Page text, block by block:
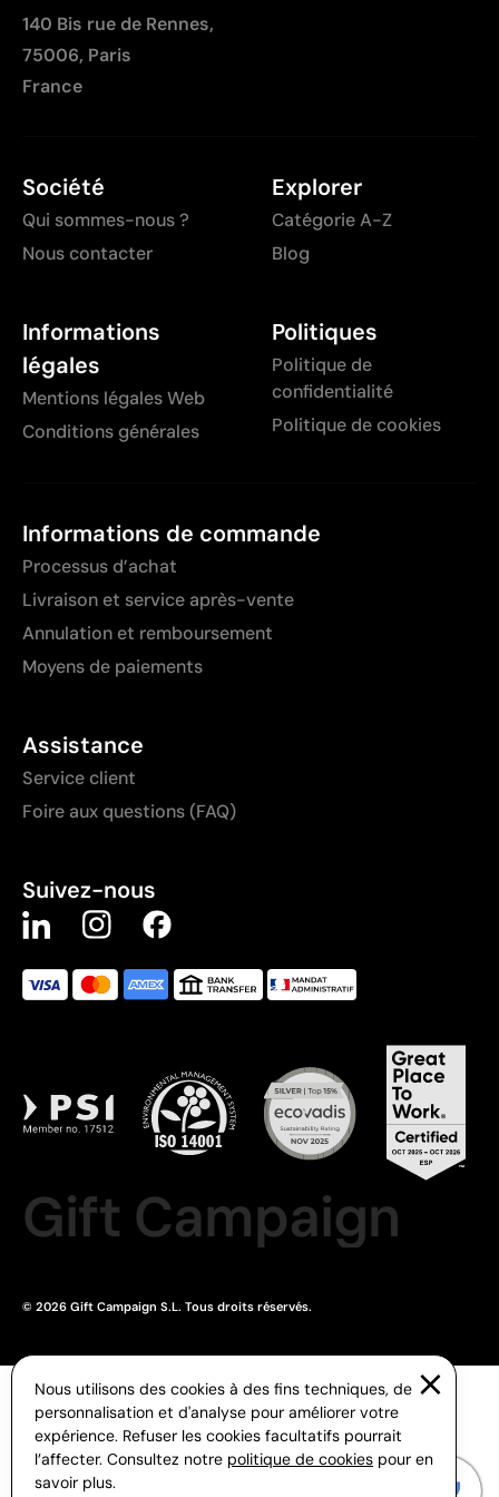
140 Bis rue de Rennes,
75006, Paris
France
Société
Qui sommes-nous ?
Nous contacter
Explorer
Catégorie A-Z
Blog
Informations
légales
Mentions légales Web
Conditions générales
Politiques
Politique de
confidentialité
Politique de cookies
Informations de commande
Processus d’achat
Livraison et service après-vente
Annulation et remboursement
Moyens de paiements
Assistance
Service client
Foire aux questions (FAQ)
Suivez-nous
Gift Campaign
© 2026 Gift Campaign S.L. Tous droits réservés.
Nous utilisons des cookies à des fins techniques, de
personnalisation et d'analyse pour améliorer votre
expérience. Refuser les cookies facultatifs pourrait
l’affecter. Consultez notre politique de cookies pour en
savoir plus.